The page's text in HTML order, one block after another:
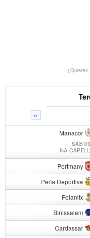
¿Quieres
«
Manacor
SÁB
NA
Portmany
Peña Deportiva
Felanitx
Binissalem
Cardassar